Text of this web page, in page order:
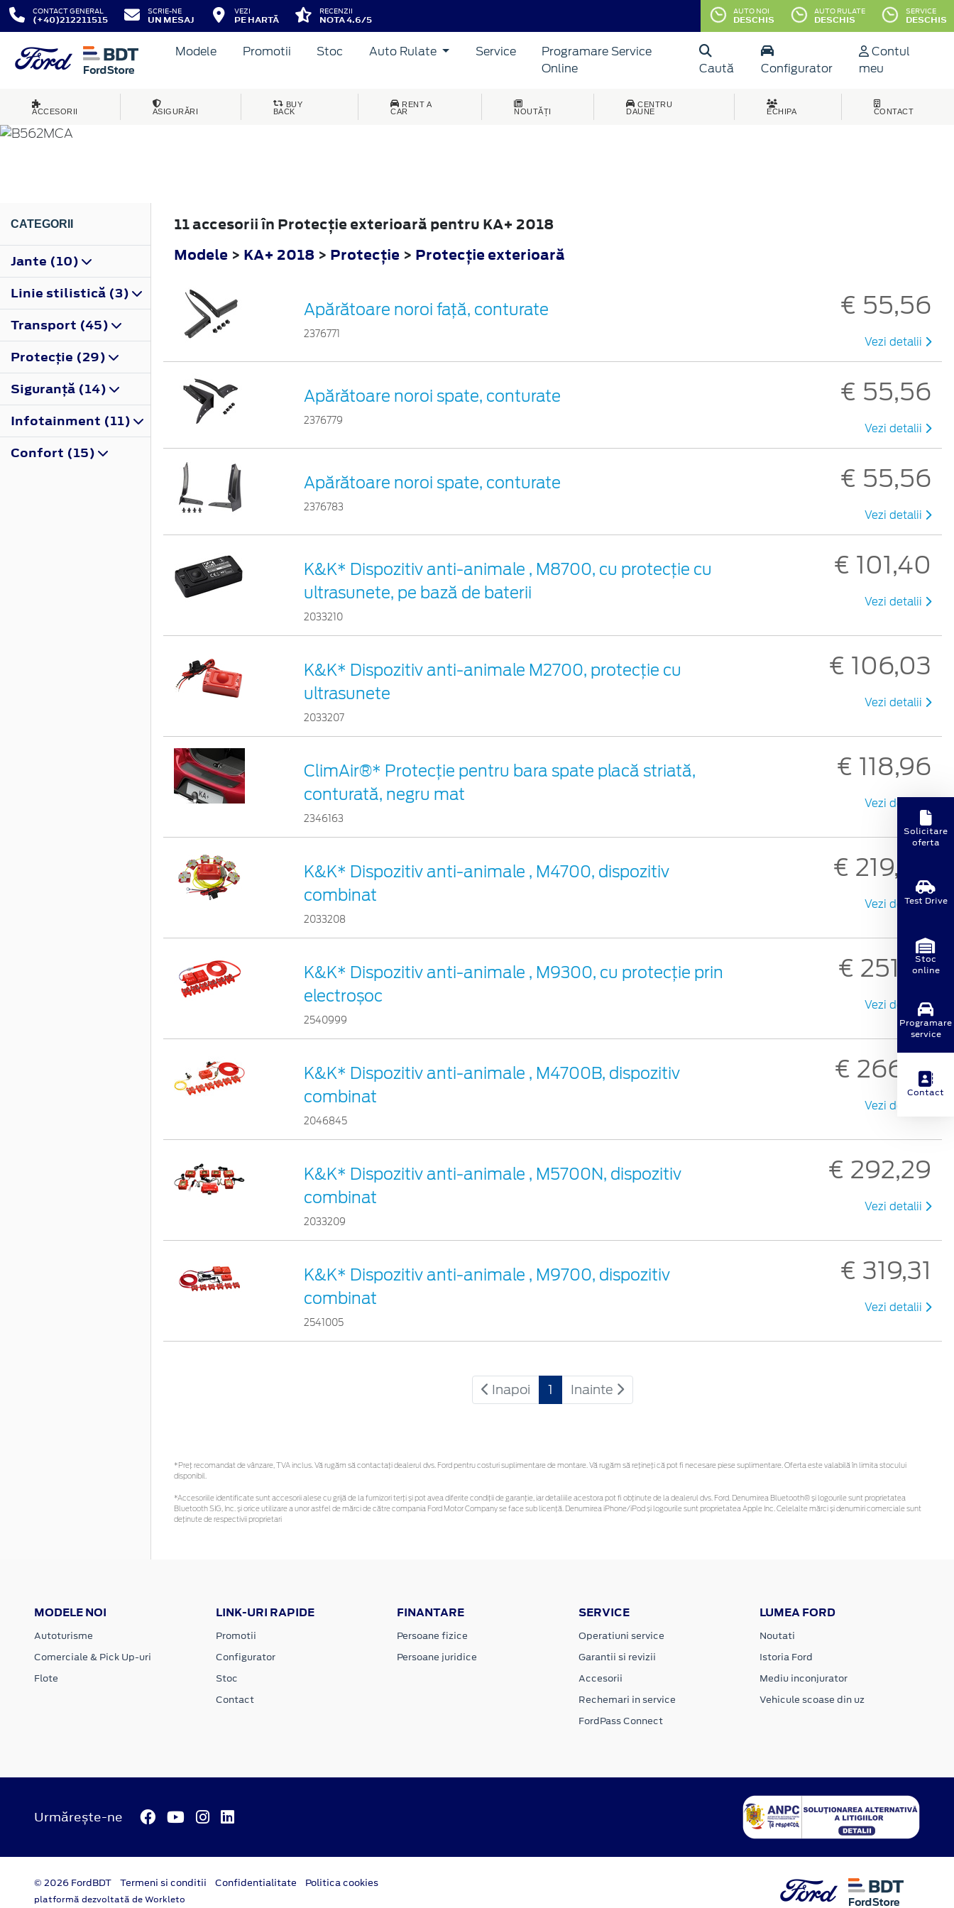
CONTACT GENERAL
(+40)212211515
SCRIE-NE
UN MESAJ
VEZI
PE HARTĂ
RECENZII
NOTA 4.6/5
AUTO NOI
DESCHIS
AUTO RULATE
DESCHIS
SERVICE
DESCHIS
Modele Promotii Stoc Auto Rulate Service
Programare Service
Online
Caută Configurator
Contul
meu
ACCESORII ASIGURĂRI
BUY
BACK
RENT A
CAR
NOUTĂȚI
CENTRU
DAUNE
ECHIPA CONTACT
KA+
CATEGORII
Jante (10)
Linie stilistică (3)
Transport (45)
Protecţie (29)
Siguranţă (14)
Infotainment (11)
Confort (15)
11 accesorii în Protecţie exterioară pentru KA+ 2018
Modele > KA+ 2018 > Protecţie > Protecţie exterioară
Apărătoare noroi față, conturate
2376771
€ 55,56
Vezi detalii
Apărătoare noroi spate, conturate
2376779
€ 55,56
Vezi detalii
Apărătoare noroi spate, conturate
2376783
€ 55,56
Vezi detalii
K&K* Dispozitiv anti-animale , M8700, cu protecție cu
ultrasunete, pe bază de baterii
2033210
€ 101,40
Vezi detalii
K&K* Dispozitiv anti-animale M2700, protecție cu
ultrasunete
2033207
€ 106,03
Vezi detalii
ClimAir®* Protecţie pentru bara spate placă striată,
conturată, negru mat
2346163
€ 118,96
Vezi detalii
K&K* Dispozitiv anti-animale , M4700, dispozitiv
combinat
2033208
€ 219,59
Vezi detalii
K&K* Dispozitiv anti-animale , M9300, cu protecție prin
electroșoc
2540999
€ 251,72
Vezi detalii
K&K* Dispozitiv anti-animale , M4700B, dispozitiv
combinat
2046845
€ 266,12
Vezi detalii
K&K* Dispozitiv anti-animale , M5700N, dispozitiv
combinat
2033209
€ 292,29
Vezi detalii
K&K* Dispozitiv anti-animale , M9700, dispozitiv
combinat
2541005
€ 319,31
Vezi detalii
Inapoi 1 Inainte
*Preţ recomandat de vânzare, TVA inclus. Vă rugăm să contactaţi dealerul dvs. Ford pentru costuri suplimentare de montare. Vă rugăm să rețineți că pot fi necesare piese suplimentare. Oferta este valabilă în limita stocului
disponibil.
*Accesoriile identificate sunt accesorii alese cu grijă de la furnizori terți și pot avea diferite condiții de garanție, iar detaliile acestora pot fi obținute de la dealerul dvs. Ford. Denumirea Bluetooth® și logourile sunt proprietatea
Bluetooth SIG, Inc. și orice utilizare a unor astfel de mărci de către compania Ford Motor Company se face sub licență. Denumirea iPhone/iPod și logourile sunt proprietatea Apple Inc. Celelalte mărci și denumiri comerciale sunt
deținute de respectivii proprietari
MODELE NOI
Autoturisme
Comerciale & Pick Up-uri
Flote
LINK-URI RAPIDE
Promotii
Configurator
Stoc
Contact
FINANTARE
Persoane fizice
Persoane juridice
SERVICE
Operatiuni service
Garantii si revizii
Accesorii
Rechemari in service
FordPass Connect
LUMEA FORD
Noutati
Istoria Ford
Mediu inconjurator
Vehicule scoase din uz
Urmărește-ne
© 2026 FordBDT Termeni si conditii Confidentialitate Politica cookies
platformă dezvoltată de Workleto
Solicitare
oferta
Test Drive
Stoc
online
Programare
service
Contact